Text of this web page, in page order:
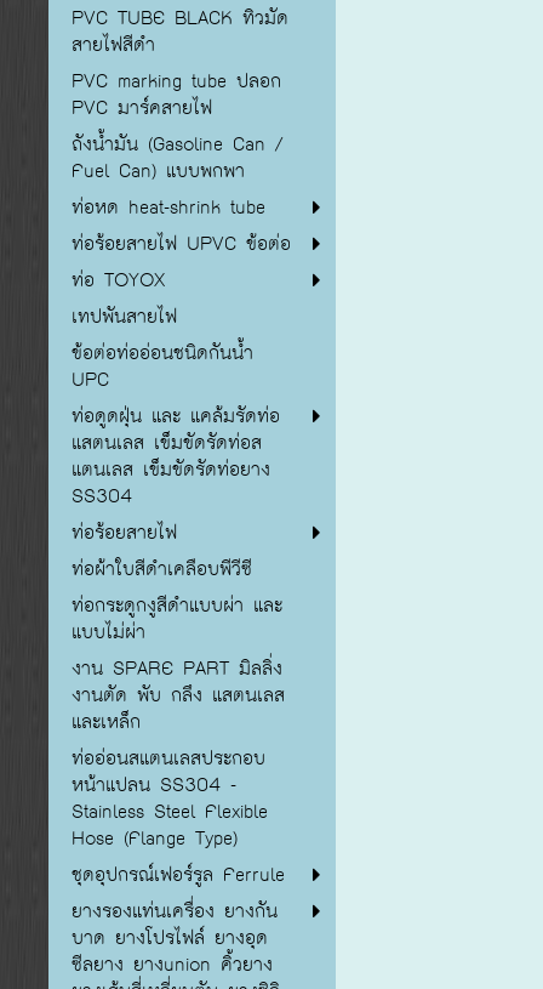
PVC TUBE BLACK ทิวมัด
สายไฟสีดำ
PVC marking tube ปลอก
PVC มาร์คสายไฟ
ถังน้ำมัน (Gasoline Can /
Fuel Can) แบบพกพา
ท่อหด heat-shrink tube
ท่อร้อยสายไฟ UPVC ข้อต่อ
ท่อ TOYOX
เทปพันสายไฟ
ข้อต่อท่ออ่อนชนิดกันน้ำ
UPC
ท่อดูดฝุ่น และ แคล้มรัดท่อ
แสตนเลส เข็มขัดรัดท่อส
แตนเลส เข็มขัดรัดท่อยาง
SS304
ท่อร้อยสายไฟ
ท่อผ้าใบสีดำเคลือบพีวีซี
ท่อกระดูกงูสีดำแบบผ่า และ
แบบไม่ผ่า
งาน SPARE PART มิลลิ่ง
งานตัด พับ กลึง แสตนเลส
และเหล็ก
ท่ออ่อนสแตนเลสประกอบ
หน้าแปลน SS304 -
Stainless Steel Flexible
Hose (Flange Type)
ชุดอุปกรณ์เฟอร์รูล Ferrule
ยางรองแท่นเครื่อง ยางกัน
บาด ยางโปรไฟล์ ยางอุด
ซีลยาง ยางunion คิ้วยาง